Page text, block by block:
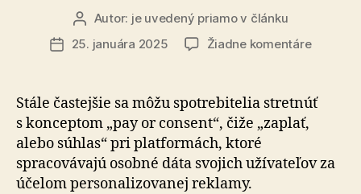
Autor
článku
Autor: je uvedený priamo v článku
Dátum25. januára 2025 Žiadne komentárena
súhlas“
stále
Stále častejšie sa môžu spotrebitelia stretnúť
s konceptom „pay or consent“, čiže „zaplať,
alebo súhlas“ pri plat­for­mách, ktoré
spracovávajú osobné dáta svojich užívateľov za
účelom personalizovanej reklamy.